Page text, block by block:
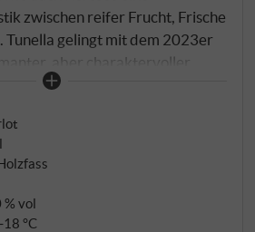
zwischen reifer Frucht, Frische
Tunella gelingt mit dem 2023er
aber charaktervoller
stehen auf den kargen Ponca-
In der Nase Schwarzkirsche,
und ein Hauch Tabak. Am
und lebendig, mit guter
Alkohol. Der warme
Frucht, doch der Ausbau im
vol
°C